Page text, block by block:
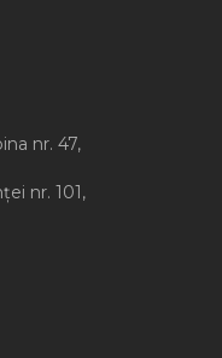
nr. 47,
nr. 101,